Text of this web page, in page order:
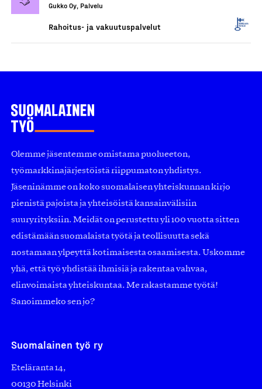
Gukko Oy, Palvelu
Rahoitus- ja vakuutuspalvelut
Olemme jäsentemme omistama puolueeton,
työmarkkinajärjestöistä riippumaton yhdistys.
Jäseninämme on koko suomalaisen yhteiskunnan kirjo
pienistä pajoista ja yhteisöistä kansainvälisiin
suuryrityksiin. Meidät on perustettu yli 100 vuotta sitten
edistämään suomalaista työtä ja teollisuutta sekä
nostamaan ylpeyttä kotimaisesta osaamisesta. Uskomme
yhä, että työ yhdistää ihmisiä ja rakentaa vahvaa,
elinvoimaista yhteiskuntaa. Me rakastamme työtä!
Sanoimmeko sen jo?
Suomalainen työ ry
Eteläranta 14,
00130 Helsinki